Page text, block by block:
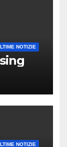
NOTIZIE
NOTIZIE